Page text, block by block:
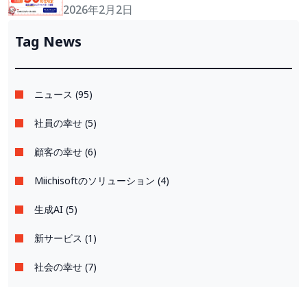
トボット」導入支援プランを50％割引で提供。
2026年2月2日
Tag News
ニュース (95)
社員の幸せ (5)
顧客の幸せ (6)
Miichisoftのソリューション (4)
生成AI (5)
新サービス (1)
社会の幸せ (7)